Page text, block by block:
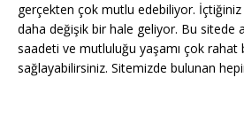
gerçekten çok mutlu edebiliyor. İçtiğiniz
daha değişik bir hale geliyor. Bu sitede
saadeti ve mutluluğu yaşamı çok rahat
sağlayabilirsiniz. Sitemizde bulunan